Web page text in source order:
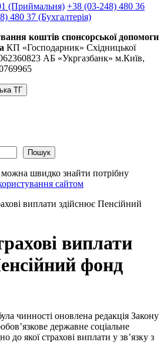
(Приймальня) +38 (03-248) 480 36
480 37 (Бухгалтерія)
коштів спонсорської допомоги
КП «Господарник» Східницької
АБ «Укргазбанк» м.Київ,
ТГ
Пошук
швидко знайти потрібну
сайтом
виплати здійснює Пенсійний
виплати
фонд
чинності оновлена редакція Закону
державне соціальне
до якої страхові виплати у зв’язку з